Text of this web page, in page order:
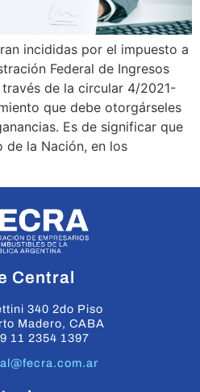
incididas por el impuesto a
Federal de Ingresos
de la circular 4/2021-
que debe otorgárseles
Es de significar que
de la Nación, en los
Central
340 2do Piso
Madero, CABA
11 2354 1397